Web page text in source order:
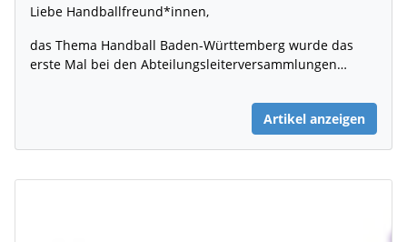
Liebe Handballfreund*innen,
das Thema Handball Baden-Württemberg wurde das
erste Mal bei den Abteilungsleiterversammlungen…
Artikel anzeigen